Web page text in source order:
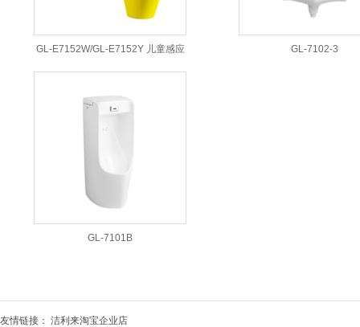
GL-E7152W/GL-E7152Y 儿童感应 GL-7102-3
GL-7101B
友情链接： 洁利来淘宝企业店